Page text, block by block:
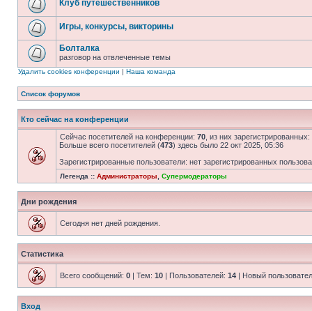
Клуб путешественников
Игры, конкурсы, викторины
Болталка
разговор на отвлеченные темы
Удалить cookies конференции | Наша команда
Список форумов
Кто сейчас на конференции
Сейчас посетителей на конференции: 70 , из них
Больше всего посетителей (473) здесь было 22 окт 2025, 05:36
Зарегистрированные пользователи: нет зарегистрированных
Легенда :: Администраторы Супермодераторы
Дни рождения
Сегодня нет дней рождения.
Статистика
Всего сообщений: 0 | Тем: 10 | Пользователей: 14 | Новый
Вход